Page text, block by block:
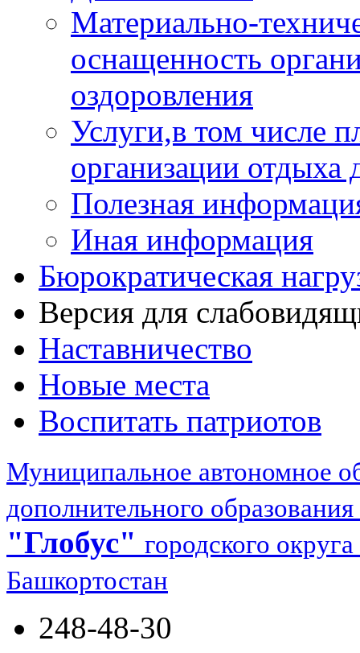
Материально-
оснащенность
оздоровления
Услуги,в том числе
организации отдыха
Полезная
Иная информация
Бюрократическая
Версия для
Наставничество
Новые места
Воспитать патриотов
Муниципальное автономное
дополнительного образования
"Глобус" городского
Башкортостан
248-48-30